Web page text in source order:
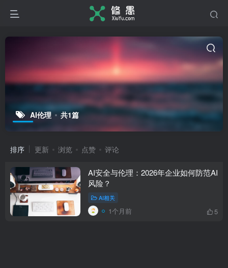
AI伦理 共1篇
排序 更新 浏览 点赞 评论
AI安全与伦理：2026年企业如何防范AI
风险？
AI相关
1个月前 5